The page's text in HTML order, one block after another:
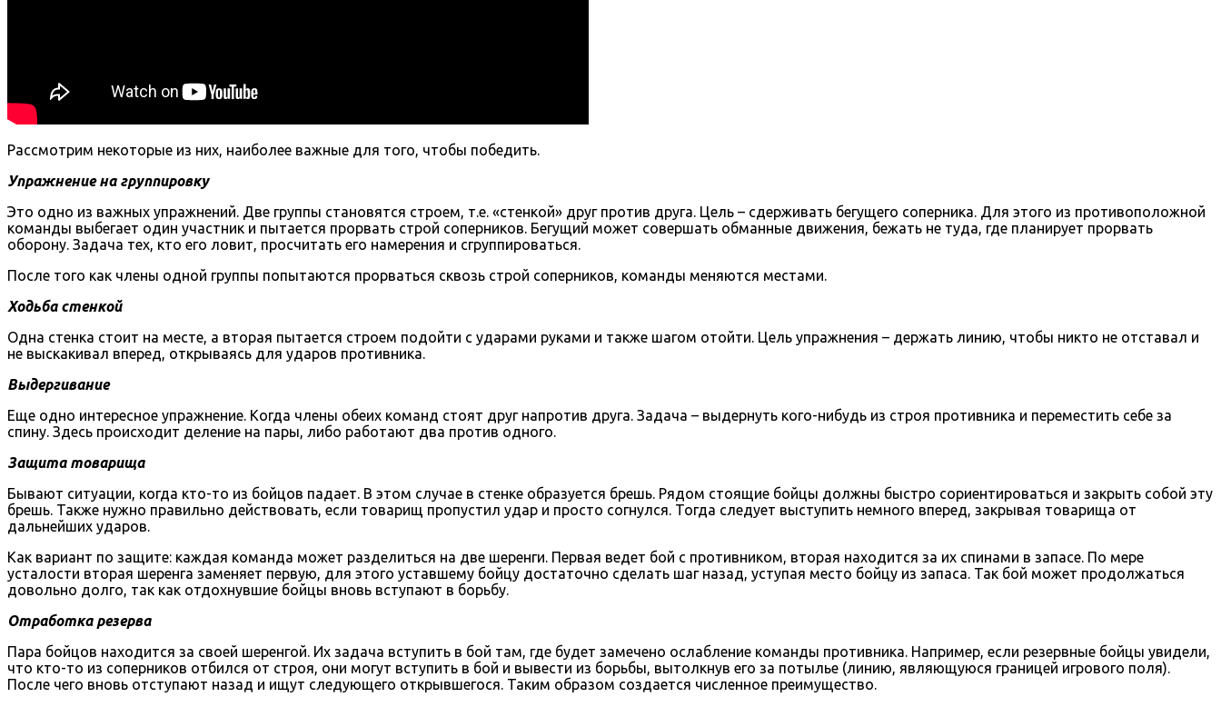
Рассмотрим некоторые из них, наиболее важные для того, чтобы победить.
Упражнение на группировку
Это одно из важных упражнений. Две группы становятся строем, т.е. «стенкой» друг против друга. Цель – сдерживать бегущего соперника. Для этого из противоположной
команды выбегает один участник и пытается прорвать строй соперников. Бегущий может совершать обманные движения, бежать не туда, где планирует прорвать
оборону. Задача тех, кто его ловит, просчитать его намерения и сгруппироваться.
После того как члены одной группы попытаются прорваться сквозь строй соперников, команды меняются местами.
Ходьба стенкой
Одна стенка стоит на месте, а вторая пытается строем подойти с ударами руками и также шагом отойти. Цель упражнения – держать линию, чтобы никто не отставал и
не выскакивал вперед, открываясь для ударов противника.
Выдергивание
Еще одно интересное упражнение. Когда члены обеих команд стоят друг напротив друга. Задача – выдернуть кого-нибудь из строя противника и переместить себе за
спину. Здесь происходит деление на пары, либо работают два против одного.
Защита товарища
Бывают ситуации, когда кто-то из бойцов падает. В этом случае в стенке образуется брешь. Рядом стоящие бойцы должны быстро сориентироваться и закрыть собой эту
брешь. Также нужно правильно действовать, если товарищ пропустил удар и просто согнулся. Тогда следует выступить немного вперед, закрывая товарища от
дальнейших ударов.
Как вариант по защите: каждая команда может разделиться на две шеренги. Первая ведет бой с противником, вторая находится за их спинами в запасе. По мере
усталости вторая шеренга заменяет первую, для этого уставшему бойцу достаточно сделать шаг назад, уступая место бойцу из запаса. Так бой может продолжаться
довольно долго, так как отдохнувшие бойцы вновь вступают в борьбу.
Отработка резерва
Пара бойцов находится за своей шеренгой. Их задача вступить в бой там, где будет замечено ослабление команды противника. Например, если резервные бойцы увидели,
что кто-то из соперников отбился от строя, они могут вступить в бой и вывести из борьбы, вытолкнув его за потылье (линию, являющуюся границей игрового поля).
После чего вновь отступают назад и ищут следующего открывшегося. Таким образом создается численное преимущество.